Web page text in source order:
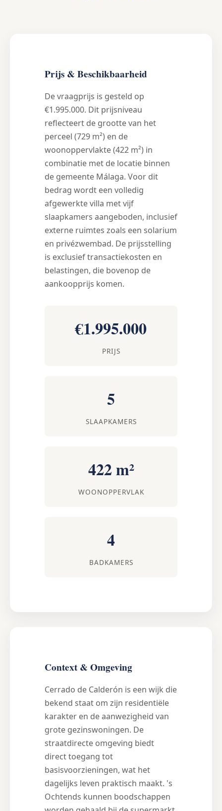
Prijs & Beschikbaarheid
De vraagprijs is gesteld op
€1.995.000. Dit prijsniveau
reflecteert de grootte van het
perceel (729 m²) en de
woonoppervlakte (422 m²) in
combinatie met de locatie binnen
de gemeente Málaga. Voor dit
bedrag wordt een volledig
afgewerkte villa met vijf
slaapkamers aangeboden, inclusief
externe ruimtes zoals een solarium
en privézwembad. De prijsstelling
is exclusief transactiekosten en
belastingen, die bovenop de
aankoopprijs komen.
€1.995.000
PRIJS
5
SLAAPKAMERS
422 m²
WOONOPPERVLAK
4
BADKAMERS
Context & Omgeving
Cerrado de Calderón is een wijk die
bekend staat om zijn residentiële
karakter en de aanwezigheid van
grote gezinswoningen. De
straatdirecte omgeving biedt
direct toegang tot
basisvoorzieningen, wat het
dagelijks leven praktisch maakt. 's
Ochtends kunnen boodschappen